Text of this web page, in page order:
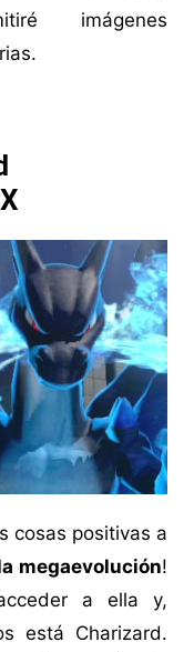
imágenes
cosas positivas a
megaevolución!
a ella y,
está Charizard.